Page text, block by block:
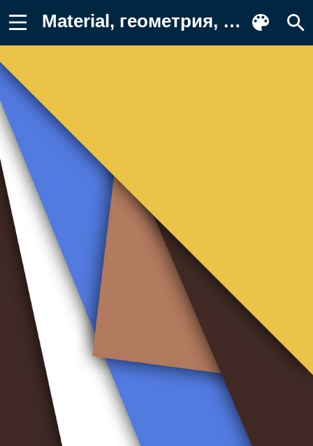
Material, геометрия, желтый, коричневый Обои для телефона